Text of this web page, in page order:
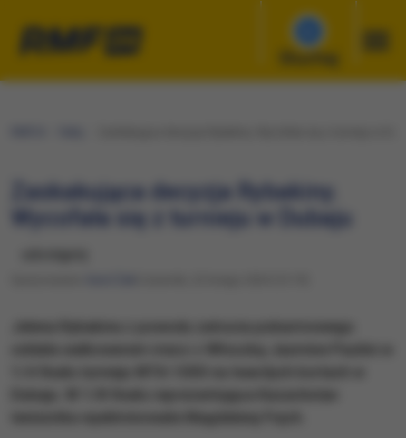
Słuchaj
Zaskakująca decyzja Rybakiny.
Wycofała się z turnieju w Dubaju